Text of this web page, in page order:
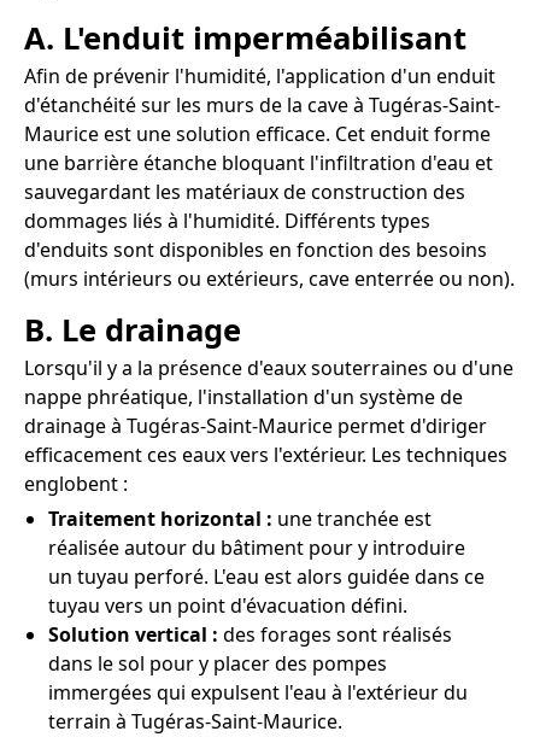
A. L'enduit imperméabilisant
Afin de prévenir l'humidité, l'application d'un enduit
d'étanchéité sur les murs de la cave à Tugéras-Saint-
Maurice est une solution efficace. Cet enduit forme
une barrière étanche bloquant l'infiltration d'eau et
sauvegardant les matériaux de construction des
dommages liés à l'humidité. Différents types
d'enduits sont disponibles en fonction des besoins
(murs intérieurs ou extérieurs, cave enterrée ou non).
B. Le drainage
Lorsqu'il y a la présence d'eaux souterraines ou d'une
nappe phréatique, l'installation d'un système de
drainage à Tugéras-Saint-Maurice permet d'diriger
efficacement ces eaux vers l'extérieur. Les techniques
englobent :
Traitement horizontal : une tranchée est
réalisée autour du bâtiment pour y introduire
un tuyau perforé. L'eau est alors guidée dans ce
tuyau vers un point d'évacuation défini.
Solution vertical : des forages sont réalisés
dans le sol pour y placer des pompes
immergées qui expulsent l'eau à l'extérieur du
terrain à Tugéras-Saint-Maurice.